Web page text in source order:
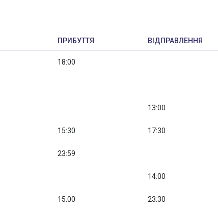
ПРИБУТТЯ ВІДПРАВЛЕННЯ
18:00
13:00
15:30 17:30
23:59
14:00
15:00 23:30